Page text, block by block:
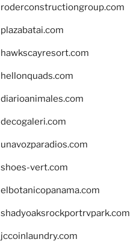
roderconstructiongroup.com
plazabatai.com
hawkscayresort.com
hellonquads.com
diarioanimales.com
decogaleri.com
unavozparadios.com
shoes-vert.com
elbotanicopanama.com
shadyoaksrockportrvpark.com
jccoinlaundry.com